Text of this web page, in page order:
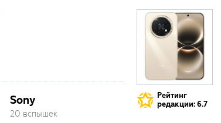
Sony
20 вспышек
Рейтинг
редакции: 6.7